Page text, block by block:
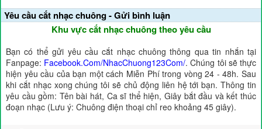
Yêu cầu cắt nhạc chuông - Gửi bình luận
Khu vực cắt nhạc chuông theo yêu cầu
Bạn có thể gửi yêu cầu cắt nhạc chuông thông qua tin nhắn tại
Fanpage: Facebook.Com/NhacChuong123Com/. Chúng tôi sẽ thực
hiện yêu cầu của bạn một cách Miễn Phí trong vòng 24 - 48h. Sau
khi cắt nhạc xong chúng tôi sẽ chủ động liên hệ tới bạn. Thông tin
yêu cầu gồm: Tên bài hát, Ca sĩ thể hiện, Giây bắt đầu và kết thúc
đoạn nhạc (Lưu ý: Chuông điện thoại chỉ reo khoảng 45 giây).